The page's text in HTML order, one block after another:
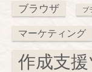
ブラウザ ブ
マーケティング
作成支